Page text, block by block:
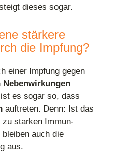
dieses sogar.
stärkere
die Impfung?
einer Impfung gegen
es sogar so, dass
auftreten. Denn: Ist das
starken Immun-
auch die
aus.